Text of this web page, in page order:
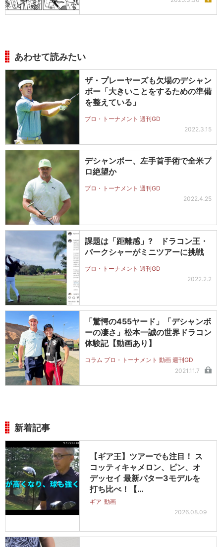
あわせて読みたい
ザ・プレーヤーズも欠場のデシャン
ボー「大きいことをするための準備
を整えている」
プロ・トーナメント 週刊GD
2022.3.15
デシャンボー、左手首手術で全米プ
ロ絶望か
プロ・トーナメント 週刊GD
2022.4.25
課題は「距離感」? ドラコン王・
バークシャーがミニツアーに挑戦
プロ・トーナメント 週刊GD
2022.2.2
「驚愕の455ヤード」「デシャンボ
ーの凄さ」松本一誠の世界ドラコン
体験記【動画あり】
コラム プロ・トーナメント 動画 週刊GD
2021.11.7
新着記事
【ギア王】ツアーでも注目！ ス
コッティキャメロン、ピン、オ
デッセイ 最新パター3モデルを
打ち比べ！【…
ギア 動画
2026.08.09